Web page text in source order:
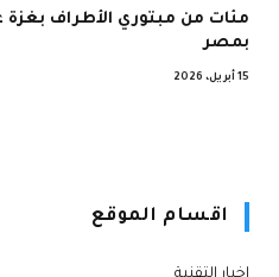
مئات من مبتوري الأطراف بغزة
بمصر
15 أبريل، 2026
اقسام الموقع